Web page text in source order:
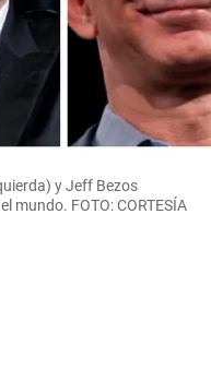
y Jeff Bezos
mundo. FOTO: CORTESÍA